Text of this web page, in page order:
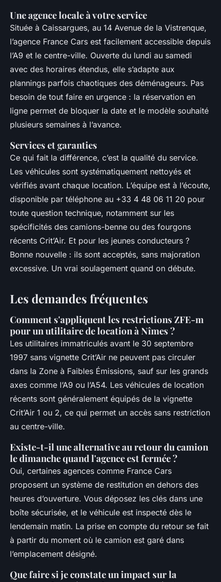
Une agence locale à votre service
Située à Caissargues, au 14 Avenue de la Vistrenque,
l’agence France Cars est facilement accessible depuis
l’A9 et le centre-ville. Ouverte du lundi au samedi
avec des horaires étendus, elle s’adapte aux
plannings parfois chaotiques des déménageurs. Pas
besoin de tout faire en urgence : la réservation en
ligne permet de bloquer la date et le modèle souhaité
plusieurs semaines à l’avance.
Services et garanties
Ce qui fait la différence, c’est la qualité du service.
Les véhicules sont systématiquement nettoyés et
vérifiés avant chaque location. L’équipe est à l’écoute,
disponible par téléphone au +33 4 48 06 11 20 pour
toute question technique, notamment sur les
spécificités des camions-benne ou des fourgons
récents Crit’Air. Et pour les jeunes conducteurs ?
Bonne nouvelle : ils sont acceptés, sans majoration
excessive. Un vrai soulagement quand on débute.
Les demandes fréquentes
Comment s'appliquent les restrictions ZFE-m
pour un utilitaire de location à Nîmes ?
Les utilitaires immatriculés avant le 30 septembre
1997 sans vignette Crit’Air ne peuvent pas circuler
dans la Zone à Faibles Émissions, sauf sur les grands
axes comme l’A9 ou l’A54. Les véhicules de location
récents sont généralement équipés de la vignette
Crit’Air 1 ou 2, ce qui permet un accès sans restriction
au centre-ville.
Existe-t-il une alternative au retour du camion
le dimanche quand l'agence est fermée ?
Oui, certaines agences comme France Cars
proposent un système de restitution en dehors des
heures d’ouverture. Vous déposez les clés dans une
boîte sécurisée, et le véhicule est inspecté dès le
lendemain matin. La prise en compte du retour se fait
à partir du moment où le camion est garé dans
l’emplacement désigné.
Que faire si je constate un impact sur la